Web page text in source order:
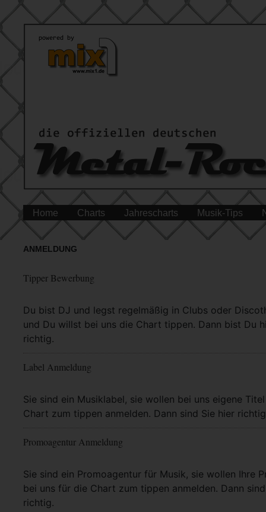
Home Charts Jahrescharts Musik-Tips
ANMELDUNG
Tipper Bewerbung
Du bist DJ und legst regelmäßig in Clubs oder
und Du willst bei uns die Chart tippen. Dann bist Du
richtig.
Mehr Info
Label Anmeldung
Sie sind ein Musiklabel, sie wollen bei uns eigene
Chart zum tippen anmelden. Dann sind Sie hier
Mehr Info
Promoagentur Anmeldung
Sie sind ein Promoagentur für Musik, sie wollen Ihre
bei uns für die Chart zum tippen anmelden. Dann
richtig.
Mehr Info